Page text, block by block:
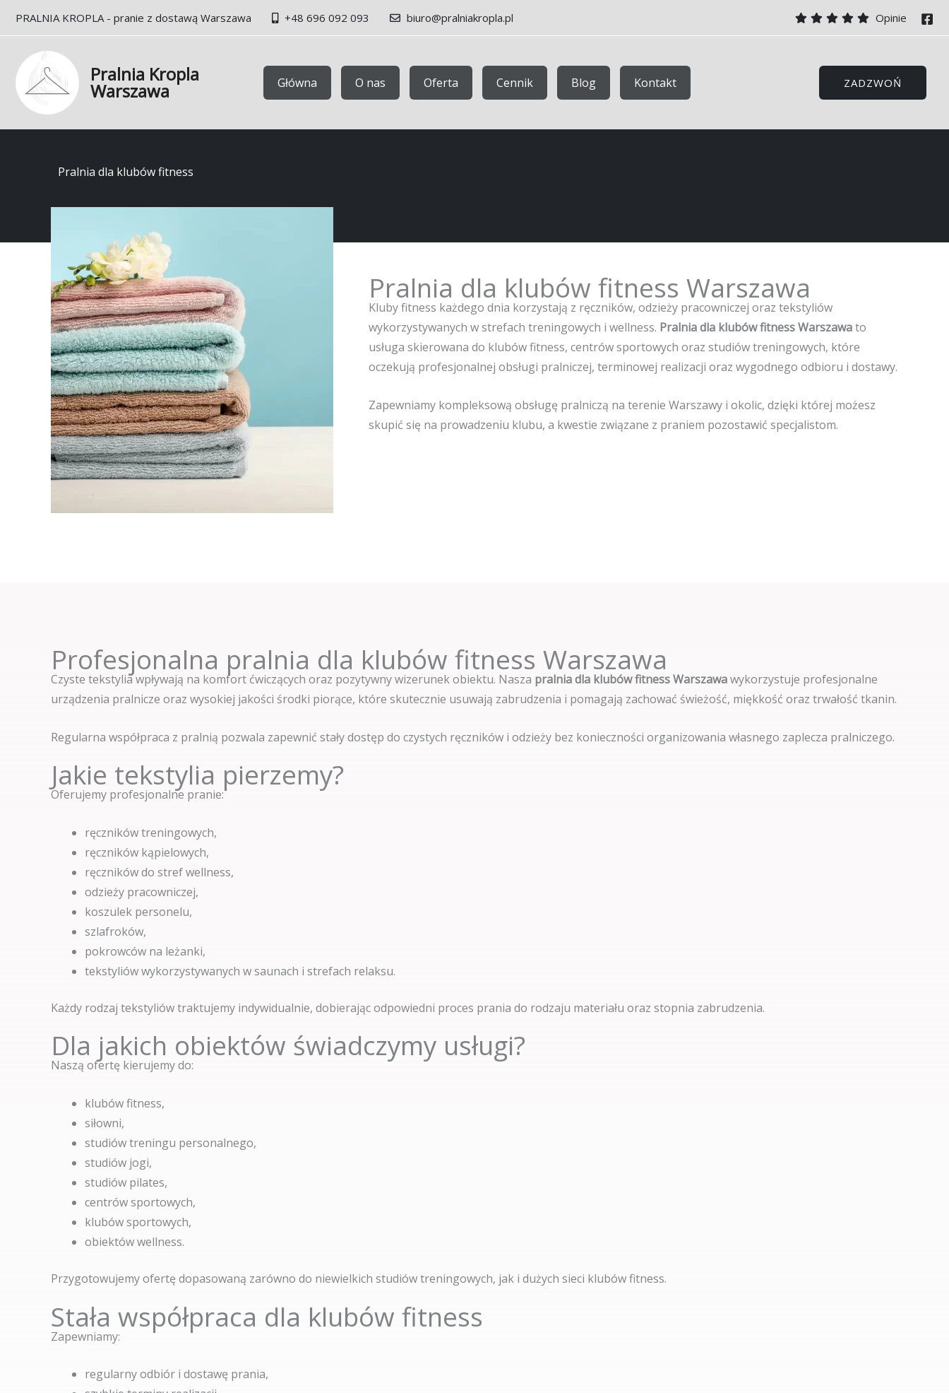
PRALNIA KROPLA - pranie z dostawą Warszawa +48 696 092 093 biuro@pralniakropla.pl Opinie
Pralnia Kropla
Warszawa Główna O nas Oferta Cennik Blog Kontakt ZADZWOŃ
Pralnia dla klubów fitness
Pralnia dla klubów fitness Warszawa
Kluby fitness każdego dnia korzystają z ręczników, odzieży pracowniczej oraz tekstyliów
wykorzystywanych w strefach treningowych i wellness. Pralnia dla klubów fitness Warszawato
usługa skierowana do klubów fitness, centrów sportowych oraz studiów treningowych, które
oczekują profesjonalnej obsługi pralniczej, terminowej realizacji oraz wygodnego odbioru i dostawy.
Zapewniamy kompleksową obsługę pralniczą na terenie Warszawy i okolic, dzięki której możesz
skupić się na prowadzeniu klubu, a kwestie związane z praniem pozostawić specjalistom.
Profesjonalna pralnia dla klubów fitness Warszawa
Czyste tekstylia wpływają na komfort ćwiczących oraz pozytywny wizerunek obiektu. Nasza pralnia dla klubów fitness Warszawawykorzystuje profesjonalne
urządzenia pralnicze oraz wysokiej jakości środki piorące, które skutecznie usuwają zabrudzenia i pomagają zachować świeżość, miękkość oraz trwałość tkanin.
Regularna współpraca z pralnią pozwala zapewnić stały dostęp do czystych ręczników i odzieży bez konieczności organizowania własnego zaplecza pralniczego.
Jakie tekstylia pierzemy?
Oferujemy profesjonalne pranie:
ręczników treningowych,
ręczników kąpielowych,
ręczników do stref wellness,
odzieży pracowniczej,
koszulek personelu,
szlafroków,
pokrowców na leżanki,
tekstyliów wykorzystywanych w saunach i strefach relaksu.
Każdy rodzaj tekstyliów traktujemy indywidualnie, dobierając odpowiedni proces prania do rodzaju materiału oraz stopnia zabrudzenia.
Dla jakich obiektów świadczymy usługi?
Naszą ofertę kierujemy do:
klubów fitness,
siłowni,
studiów treningu personalnego,
studiów jogi,
studiów pilates,
centrów sportowych,
klubów sportowych,
obiektów wellness.
Przygotowujemy ofertę dopasowaną zarówno do niewielkich studiów treningowych, jak i dużych sieci klubów fitness.
Stała współpraca dla klubów fitness
Zapewniamy:
regularny odbiór i dostawę prania,